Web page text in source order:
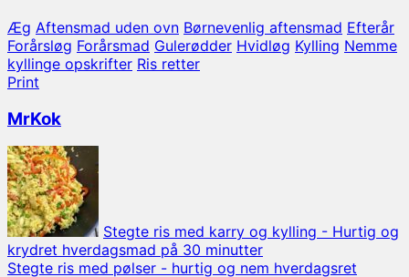
Æg Aftensmad uden ovn Børnevenlig aftensmad Efterår
Forårsløg Forårsmad Gulerødder Hvidløg Kylling Nemme
kyllinge opskrifter Ris retter
Print
MrKok
Stegte ris med karry og kylling - Hurtig og
krydret hverdagsmad på 30 minutter
Stegte ris med pølser - hurtig og nem hverdagsret